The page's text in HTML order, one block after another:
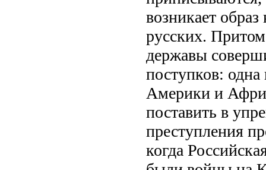
возникает
русских.
державы
поступков:
Америки и
поставить в
преступления
когда